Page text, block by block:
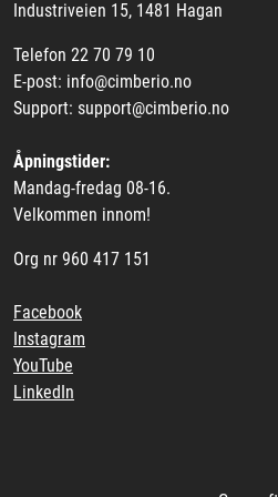
Industriveien 15, 1481 Hagan
Telefon 22 70 79 10
E-post: info@cimberio.no
Support: support@cimberio.no
Åpningstider:
Mandag-fredag 08-16.
Velkommen innom!
Org nr 960 417 151
Facebook
Instagram
YouTube
LinkedIn
Videoer
Sertifiseringer
Om oss
Blogg
Miljø og bærekraft
Et annerledes selskap